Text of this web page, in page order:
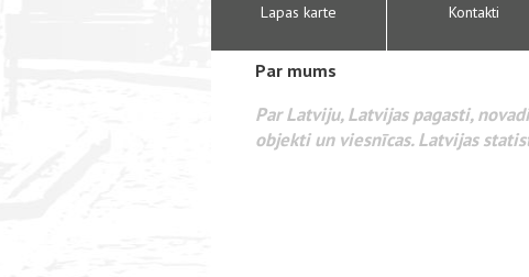
Lapas karte Kontakti
Par mums
Par Latviju, Latvijas pagasti,
objekti un viesnīcas. Latvijas